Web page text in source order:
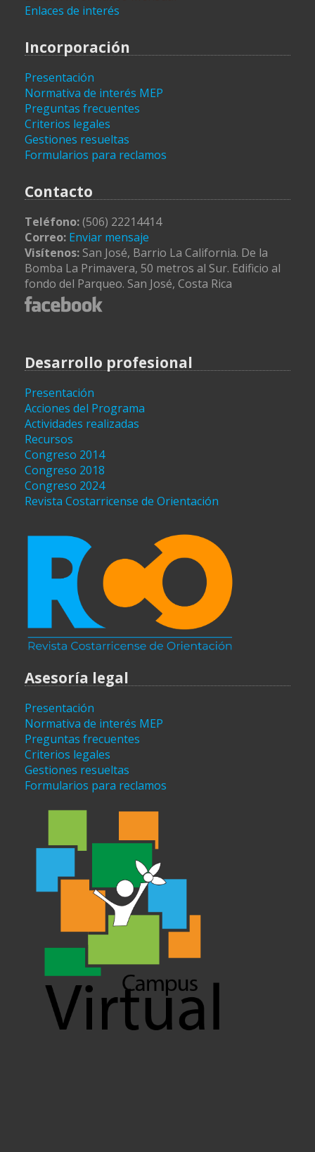
Enlaces de interés
Incorporación
Presentación
Normativa de interés MEP
Preguntas frecuentes
Criterios legales
Gestiones resueltas
Formularios para reclamos
Contacto
Teléfono:(506) 22214414
Correo: Enviar mensaje
Visítenos: San José, Barrio La California. De la
Bomba La Primavera, 50 metros al Sur. Edificio al
fondo del Parqueo. San José, Costa Rica
Desarrollo profesional
Presentación
Acciones del Programa
Actividades realizadas
Recursos
Congreso 2014
Congreso 2018
Congreso 2024
Revista Costarricense de Orientación
Asesoría legal
Presentación
Normativa de interés MEP
Preguntas frecuentes
Criterios legales
Gestiones resueltas
Formularios para reclamos